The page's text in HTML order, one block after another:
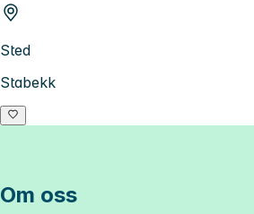
Sted
Stabekk
Om oss